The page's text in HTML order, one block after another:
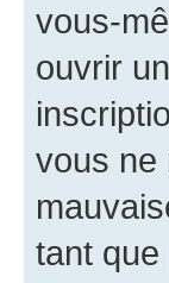
vous-
ouvrir
vous ne
tant que